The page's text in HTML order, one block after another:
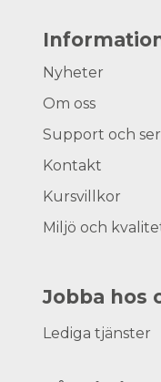
Nyheter
Om oss
Support och
Kontakt
Kursvillkor
Miljö och
Jobba hos
Lediga tjänster